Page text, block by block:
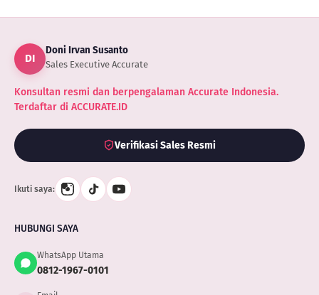
DI
Doni Irvan Susanto
Sales Executive Accurate
Konsultan resmi dan berpengalaman Accurate Indonesia.
Terdaftar di ACCURATE.ID
Verifikasi Sales Resmi
Ikuti saya:
HUBUNGI SAYA
WhatsApp Utama
0812-1967-0101